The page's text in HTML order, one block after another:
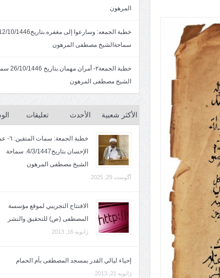
المرهون
خطبة الجمعه: وسارعوا إلى مغفره.بتاريخ12/10/
سماحةالشيخ مصطفى المرهون
خطبة الجمعة٢- أمران
الشيخ مصطفى المرهون
الأكثر شعبية الأحدث تعليقات
خطبة الجمعة: سمات
الإحسان بتاريخ4/3/1447. سماحة
الشيخ مصطفى المرهون
آگوست 29, 2025
الافتتاح التجريبي لموقع مؤسسة
المصطفى (ص) للتحقيق والنشر
ژانویه 16, 2013
إحياء ليالي القدر بمسجد المصطفى بأم الحمام
ژانویه 21, 2013